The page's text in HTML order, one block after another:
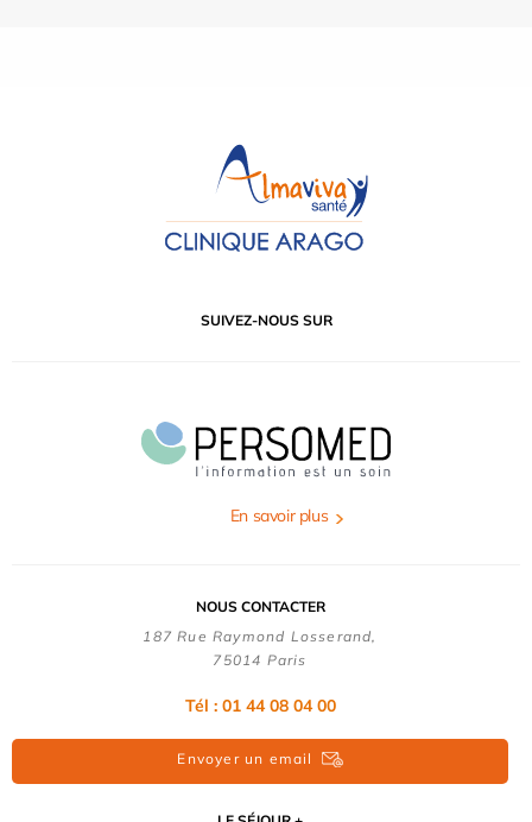
SUIVEZ-NOUS SUR
En savoir plus
NOUS CONTACTER
187 Rue Raymond Losserand,
75014 Paris
Tél : 01 44 08 04 00
Envoyer un email